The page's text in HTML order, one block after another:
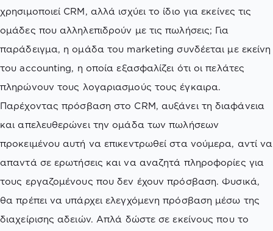
χρησιμοποιεί CRM, αλλά ισχύει το ίδιο για εκείνες τις
ομάδες που αλληλεπιδρούν με τις πωλήσεις; Για
παράδειγμα, η ομάδα του marketing συνδέεται με εκείνη
του accounting, η οποία εξασφαλίζει ότι οι πελάτες
πληρώνουν τους λογαριασμούς τους έγκαιρα.
Παρέχοντας πρόσβαση στο CRM, αυξάνει τη διαφάνεια
και απελευθερώνει την ομάδα των πωλήσεων
προκειμένου αυτή να επικεντρωθεί στα νούμερα, αντί να
απαντά σε ερωτήσεις και να αναζητά πληροφορίες για
τους εργαζομένους που δεν έχουν πρόσβαση. Φυσικά,
θα πρέπει να υπάρχει ελεγχόμενη πρόσβαση μέσω της
διαχείρισης αδειών. Απλά δώστε σε εκείνους που το